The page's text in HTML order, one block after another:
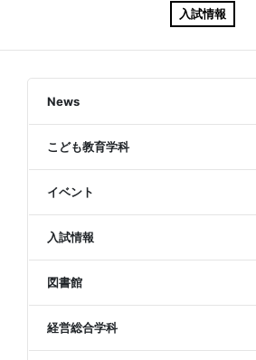
入試情報
News
こども教育学科
イベント
入試情報
図書館
経営総合学科